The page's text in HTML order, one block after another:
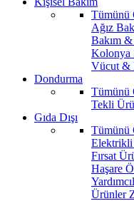
Tümünü
Ağız
Bakım
Kolonya
Vücut &
Dondurma
Tümünü
Tekli
Gıda Dışı
Tümünü
Elektrikli
Fırsat
Haşare
Ürünler